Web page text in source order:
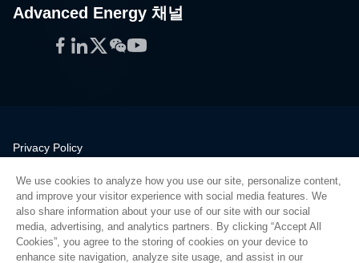
Advanced Energy 채널
Facebook
LinkedIn
Twitter
WeChat
YouTube
Privacy Policy
Quality
Sitemap
Supplier Portal
UK Modern Slavery Act
We use cookies to analyze how you use our site, personalize content,
and improve your visitor experience with social media features. We
also share information about your use of our site with our social
media, advertising, and analytics partners. By clicking “Accept All
Cookies”, you agree to the storing of cookies on your device to
enhance site navigation, analyze site usage, and assist in our